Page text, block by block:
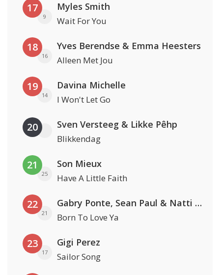
17
9
Myles Smith
Wait For You
18
16
Yves Berendse & Emma Heesters
Alleen Met Jou
19
14
Davina Michelle
I Won't Let Go
20 Sven Versteeg & Likke Pêhp
Blikkendag
21
25
Son Mieux
Have A Little Faith
22
21
Gabry Ponte, Sean Paul & Natti Natasha
Born To Love Ya
23
17
Gigi Perez
Sailor Song